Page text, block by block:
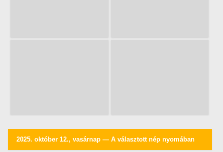
2025. október 12., vasárnap — A választott nép nyomában